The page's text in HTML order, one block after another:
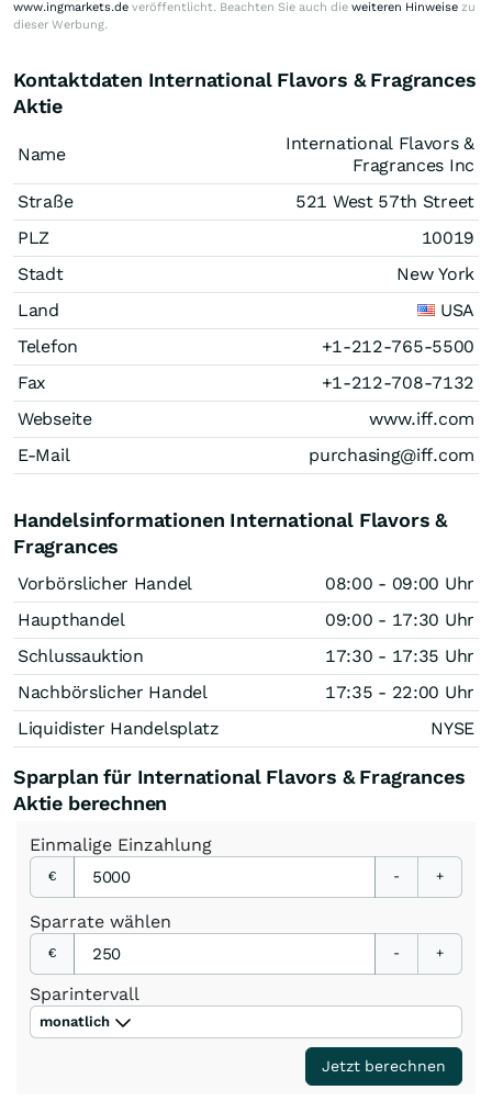
www.ingmarkets.de veröffentlicht. Beachten Sie auch die weiteren Hinweise zu
dieser Werbung.
Kontaktdaten International Flavors & Fragrances
Aktie
Name
International Flavors &
Fragrances Inc
Straße
521 West 57th Street
PLZ
10019
Stadt
New York
Land
USA
Telefon
+1-212-765-5500
Fax
+1-212-708-7132
Webseite
www.iff.com
E-Mail
purchasing@iff.com
Handelsinformationen International Flavors &
Fragrances
Vorbörslicher Handel
08:00 - 09:00 Uhr
Haupthandel
09:00 - 17:30 Uhr
Schlussauktion
17:30 - 17:35 Uhr
Nachbörslicher Handel
17:35 - 22:00 Uhr
Liquidister Handelsplatz
NYSE
Sparplan für International Flavors & Fragrances
Aktie berechnen
Einmalige Einzahlung
€ - +
Sparrate wählen
€ - +
Sparintervall
monatlich
Jetzt berechnen